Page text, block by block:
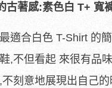
古著感:素色白 T+ 寬
適合白色 T-Shirt 的
,不但看起 來很有品
刻意地展現出自己的